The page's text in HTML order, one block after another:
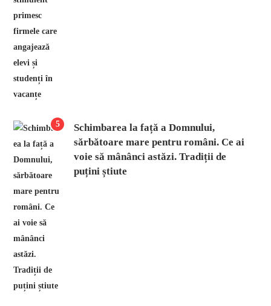
5
Schimbarea la față a Domnului,
sărbătoare mare pentru români. Ce ai
voie să mânânci astăzi. Tradiții de
puțini știute